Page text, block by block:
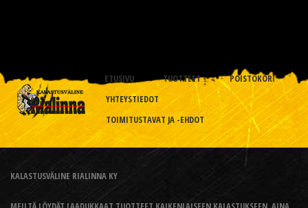
ETUSIVU TUOTTEET
POISTOKORI
YHTEYSTIEDOT
TOIMITUSTAVAT JA -EHDOT
KALASTUSVÄLINE RIALINNA KY